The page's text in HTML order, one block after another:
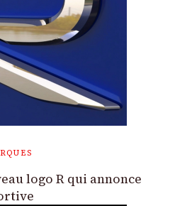
logo R qui annonce